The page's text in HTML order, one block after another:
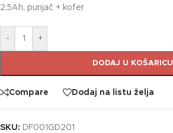
2,5Ah, punjač + kofer
- +
DODAJ U KOŠARICU
Compare Dodaj na listu želja
SKU: DF001GD201